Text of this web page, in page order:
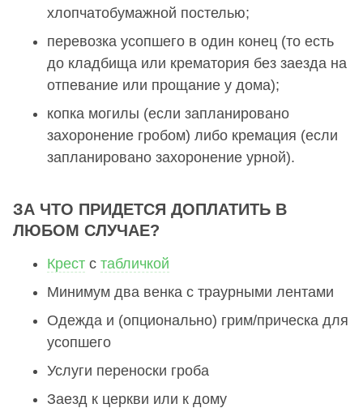
хлопчатобумажной постелью;
перевозка усопшего в один конец (то есть
до кладбища или крематория без заезда на
отпевание или прощание у дома);
копка могилы (если запланировано
захоронение гробом) либо кремация (если
запланировано захоронение урной).
ЗА ЧТО ПРИДЕТСЯ ДОПЛАТИТЬ В
ЛЮБОМ СЛУЧАЕ?
Крест с табличкой
Минимум два венка с траурными лентами
Одежда и (опционально) грим/прическа для
усопшего
Услуги переноски гроба
Заезд к церкви или к дому